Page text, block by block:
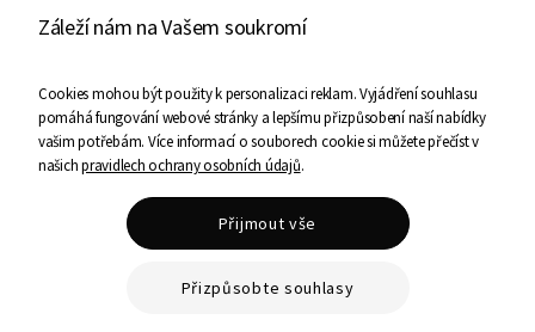
Copyright © 2025 Ami Nábytek - Všechna práva vyhrazena
Shoper Premium
Záleží nám na Vašem soukromí
Cookies mohou být použity k personalizaci reklam. Vyjádření souhlasu
pomáhá fungování webové stránky a lepšímu přizpůsobení naší nabídky
vašim potřebám. Více informací o souborech cookie si můžete přečíst v
našichpravidlech ochrany osobních údajů.
Přizpůsobte souhlasy
Přijmout vše